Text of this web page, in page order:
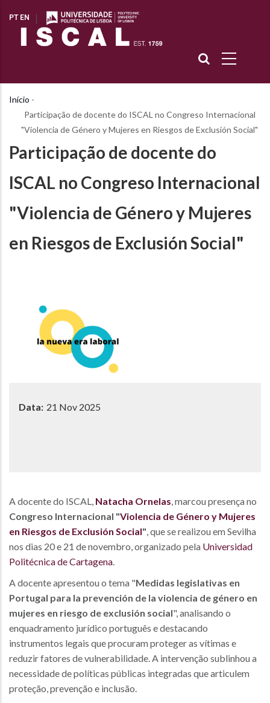
para
PT EN
Participação de docente do
ISCAL no Congreso Internacional
"Violencia de Género y Mujeres
en Riesgos de Exclusión Social"
Data: 21 Nov 2025
A docente do ISCAL, Natacha Ornelas, marcou presença no
Congreso Internacional "Violencia de Género y Mujeres
en Riesgos de Exclusión Social", que se realizou em Sevilha
nos dias 20 e 21 de novembro, organizado pela Universidad
Politécnica de Cartagena.
A docente apresentou o tema "Medidas legislativas en
Portugal para la prevención de la violencia de género en
mujeres en riesgo de exclusión social", analisando o
enquadramento jurídico português e destacando
instrumentos legais que procuram proteger as vítimas e
reduzir fatores de vulnerabilidade. A intervenção sublinhou a
necessidade de políticas públicas integradas que articulem
proteção, prevenção e inclusão.
Navegação
estrutural
Início -
Participação de docente do ISCAL no Congreso Internacional
"Violencia de Género y Mujeres en Riesgos de Exclusión Social"